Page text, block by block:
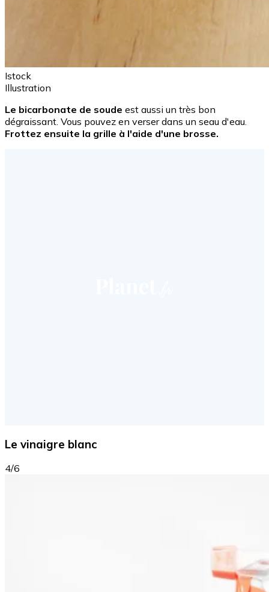
Istock
Illustration
Le bicarbonate de soude est aussi un très bon
dégraissant. Vous pouvez en verser dans un seau d'eau.
Frottez ensuite la grille à l'aide d'une brosse.
Le vinaigre blanc
4/6